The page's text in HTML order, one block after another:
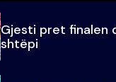
Gjesti pret finalen
shtëpi